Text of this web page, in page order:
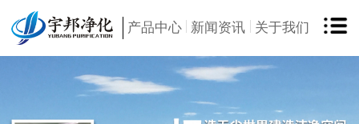
产品中心 新闻资讯 关于我们